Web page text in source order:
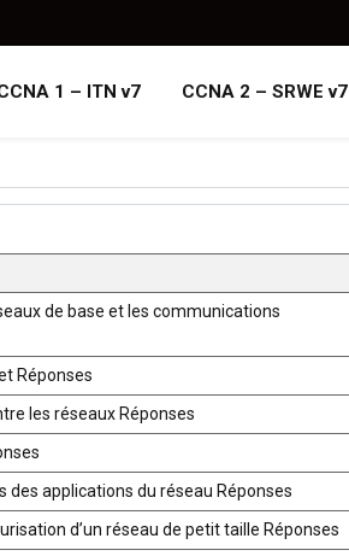
1 – ITN v7 CCNA 2 – SRWE v7
de base et les communications
Réponses
les réseaux Réponses
des applications du réseau Réponses
d’un réseau de petit taille Réponses